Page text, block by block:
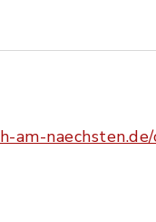
am-